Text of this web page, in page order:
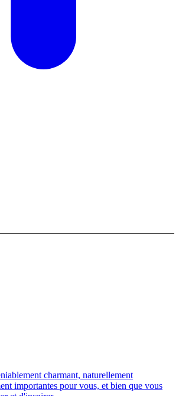
charmant, naturellement
importantes pour vous, et bien que vous